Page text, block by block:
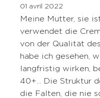
01 avril 2022
Meine Mutter, sie
verwendet die
von der Qualität
habe ich gesehen,
langfristig wirken,
40+... Die Struktur
die Falten, die nie